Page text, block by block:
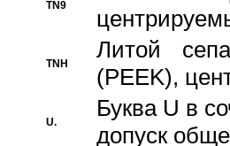
TN9
TNH
Литой
(PEEK),
U.
Буква U в
допуск